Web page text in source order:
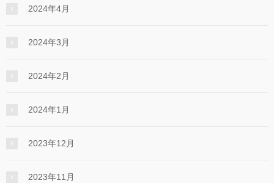
2024年4月
2024年3月
2024年2月
2024年1月
2023年12月
2023年11月